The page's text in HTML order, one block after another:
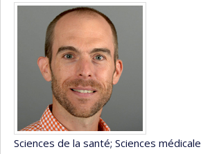
Sciences de la santé; Sciences